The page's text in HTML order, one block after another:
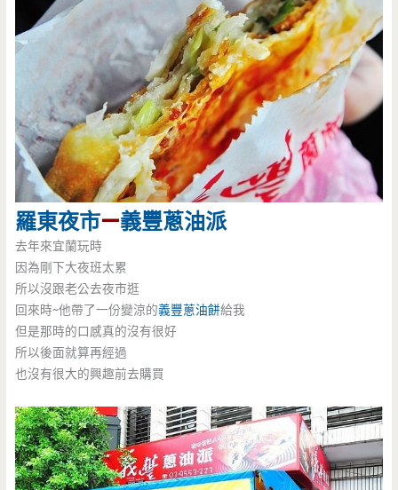
羅東夜市—義豐蔥油派
去年來宜蘭玩時
因為剛下大夜班太累
所以沒跟老公去夜市逛
回來時~他帶了一份變涼的義豐蔥油餅給我
但是那時的口感真的沒有很好
所以後面就算再經過
也沒有很大的興趣前去購買